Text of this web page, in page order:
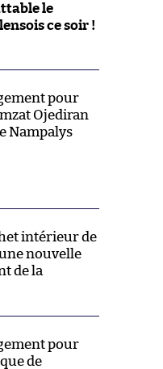
le
ce soir !
pour
Ojediran
Nampalys
intérieur de
nouvelle
de la
pour
de